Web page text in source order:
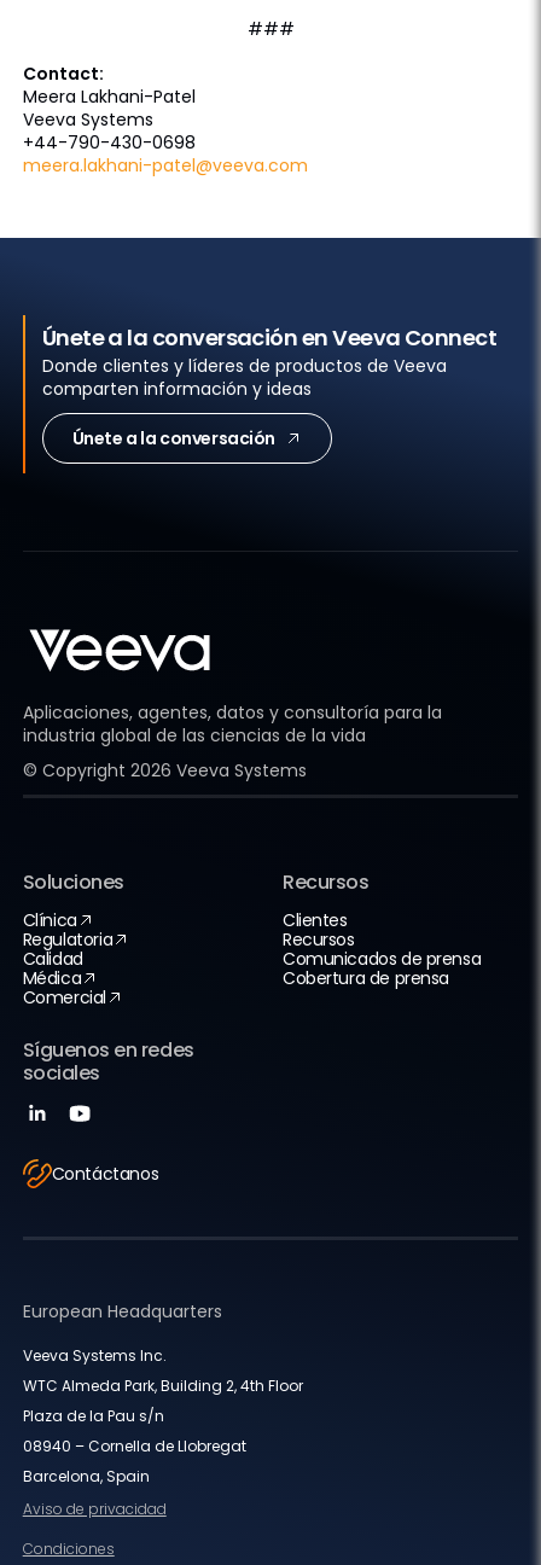
###
Contact:
Meera Lakhani-Patel
Veeva Systems
+44-790-430-0698
meera.lakhani-patel@veeva.com
Únete a la conversación en Veeva Connect
Donde clientes y líderes de productos de Veeva
comparten información y ideas
Únete a la conversación
Aplicaciones, agentes, datos y consultoría para la
industria global de las ciencias de la vida
© Copyright 2026 Veeva Systems
Soluciones
Clínica
Regulatoria
Calidad
Médica
Comercial
Recursos
Clientes
Recursos
Comunicados de prensa
Cobertura de prensa
Síguenos en redes
sociales
Contáctanos
European Headquarters
Veeva Systems Inc.
WTC Almeda Park, Building 2, 4th Floor
Plaza de la Pau s/n
08940 – Cornella de Llobregat
Barcelona, Spain
Aviso de privacidad
Condiciones